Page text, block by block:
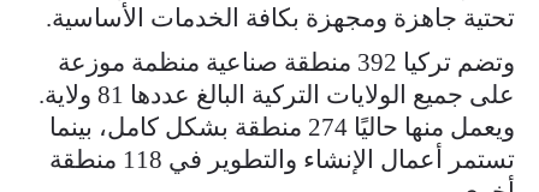
تحتية جاهزة ومجهزة بكافة الخدمات الأساسية.
وتضم تركيا 392 منطقة صناعية منظمة موزعة
على جميع الولايات التركية البالغ عددها 81 ولاية.
ويعمل منها حاليًا 274 منطقة بشكل كامل، بينما
تستمر أعمال الإنشاء والتطوير في 118 منطقة